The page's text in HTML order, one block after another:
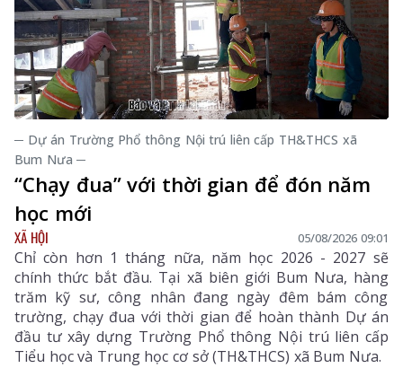
─ Dự án Trường Phổ thông Nội trú liên cấp TH&THCS xã
Bum Nưa ─
“Chạy đua” với thời gian để đón năm
học mới
XÃ HỘI 05/08/2026 09:01
Chỉ còn hơn 1 tháng nữa, năm học 2026 - 2027 sẽ
chính thức bắt đầu. Tại xã biên giới Bum Nưa, hàng
trăm kỹ sư, công nhân đang ngày đêm bám công
trường, chạy đua với thời gian để hoàn thành Dự án
đầu tư xây dựng Trường Phổ thông Nội trú liên cấp
Tiểu học và Trung học cơ sở (TH&THCS) xã Bum Nưa.